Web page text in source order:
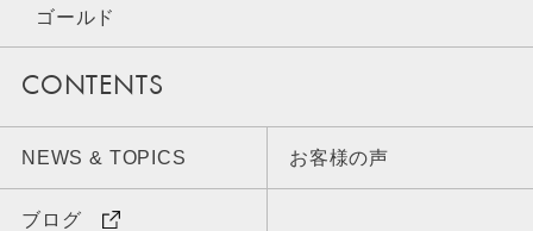
ゴールド
CONTENTS
NEWS & TOPICS お客様の声
ブログ